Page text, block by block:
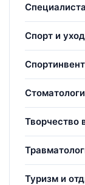
Спорт и
Творчество
Туризм и